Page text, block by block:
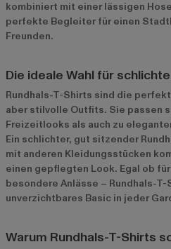
kombiniert mit einer lässigen
perfekte Begleiter für einen
Freunden.
Die ideale Wahl für
Rundhals-T-Shirts sind die
aber stilvolle Outfits. Sie passen
Freizeitlooks als auch zu
Ein schlichter, gut sitzender
mit anderen Kleidungsstücken
einen gepflegten Look. Egal ob
besondere Anlässe – Rundhals-
unverzichtbares Basic in jeder
Warum Rundhals-T-Shirts